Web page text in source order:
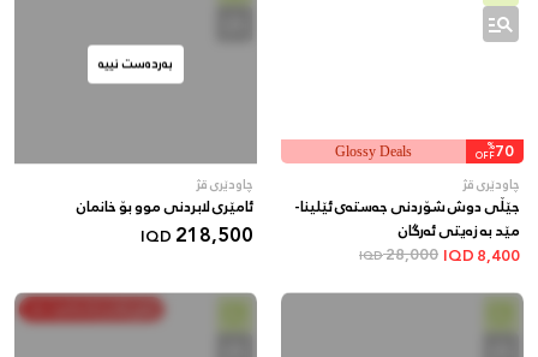
70
%
OFF
Glossy Deals
چاودێری قژ
جێڵی دوش شۆردنی جەستەی ئێلینا-
مێد بە زەیتی ئەرگان
8,400
28,000
IQD
بەردەست نییە
چاودێری قژ
ئامێری لابردنی موو بۆ خانمان
218,500
IQD